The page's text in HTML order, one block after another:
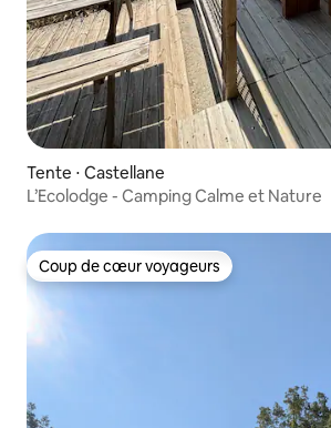
Tente ⋅ Castellane
L’Ecolodge - Camping Calme et Nature
Coup de cœur voyageurs
Coup de cœur voyageurs